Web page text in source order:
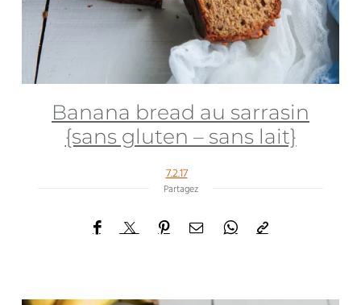
Banana bread au sarrasin
{sans gluten – sans lait}
7.2.17
Partagez